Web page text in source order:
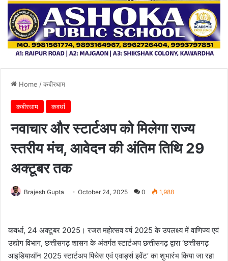
Home /कबीरधाम
कबीरधाम कवर्धा
नवाचार और स्टार्टअप को मिलेगा राज्य
स्तरीय मंच, आवेदन की अंतिम तिथि 29
अक्टूबर तक
Brajesh Gupta October 24, 2025 0 1,988
कवर्धा, 24 अक्टूबर 2025। रजत महोत्सव वर्ष 2025 के उपलक्ष्य में वाणिज्य एवं
उद्योग विभाग, छत्तीसगढ़ शासन के अंतर्गत स्टार्टअप छत्तीसगढ़ द्वारा ‘छत्तीसगढ़
आइडियाथॉन 2025 स्टार्टअप पिचेस एवं एवार्ड्स इवेंट’ का शुभारंभ किया जा रहा